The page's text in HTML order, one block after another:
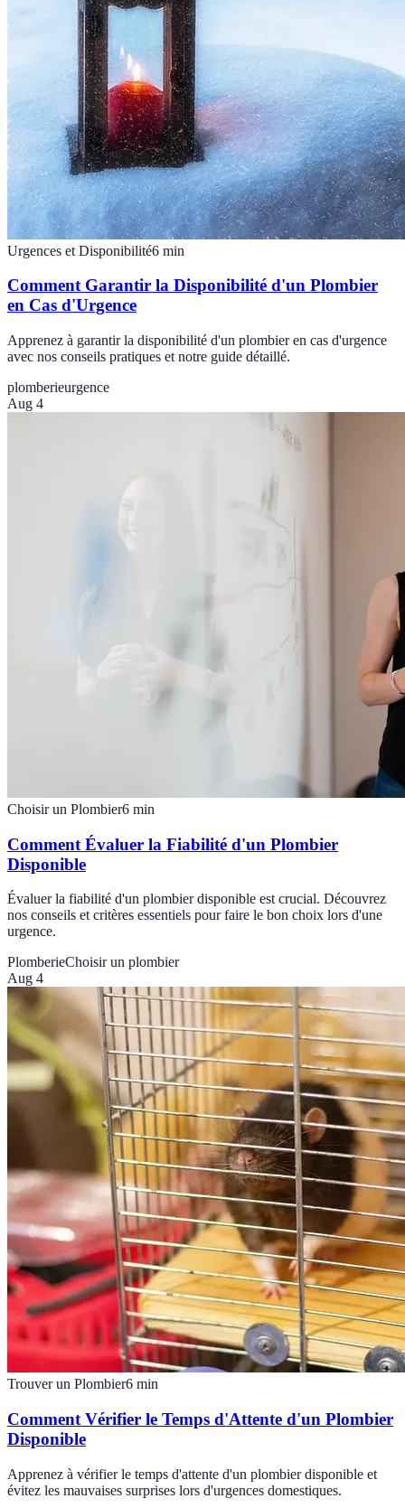
Urgences et Disponibilité6 min
Comment Garantir la Disponibilité d'un Plombier
en Cas d'Urgence
Apprenez à garantir la disponibilité d'un plombier en cas d'urgence
avec nos conseils pratiques et notre guide détaillé.
plomberieurgence
Aug 4
Choisir un Plombier6 min
Comment Évaluer la Fiabilité d'un Plombier
Disponible
Évaluer la fiabilité d'un plombier disponible est crucial. Découvrez
nos conseils et critères essentiels pour faire le bon choix lors d'une
urgence.
PlomberieChoisir un plombier
Aug 4
Trouver un Plombier6 min
Comment Vérifier le Temps d'Attente d'un Plombier
Disponible
Apprenez à vérifier le temps d'attente d'un plombier disponible et
évitez les mauvaises surprises lors d'urgences domestiques.